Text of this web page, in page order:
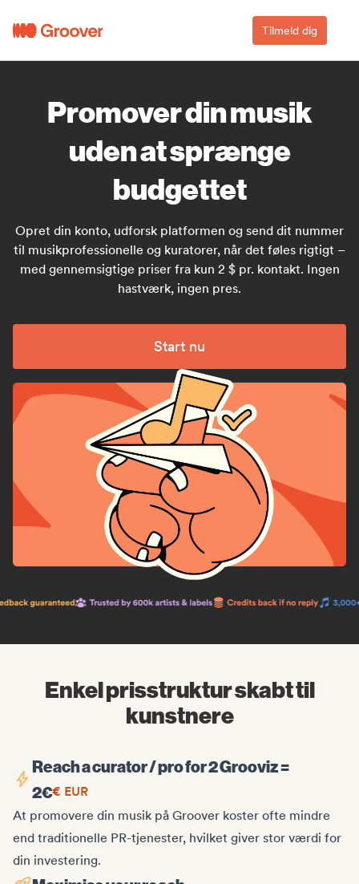
Tilmeld dig
Promover din musik
uden at sprænge
budgettet
Opret din konto, udforsk platformen og send dit nummer
til musikprofessionelle og kuratorer, når det føles rigtigt –
med gennemsigtige priser fra kun 2 $ pr. kontakt. Ingen
hastværk, ingen pres.
Start nu
Enkel prisstruktur skabt til
kunstnere
Reach a curator / pro for 2 Grooviz =
2€€ EUR
At promovere din musik på Groover koster ofte mindre
end traditionelle PR-tjenester, hvilket giver stor værdi for
din investering.